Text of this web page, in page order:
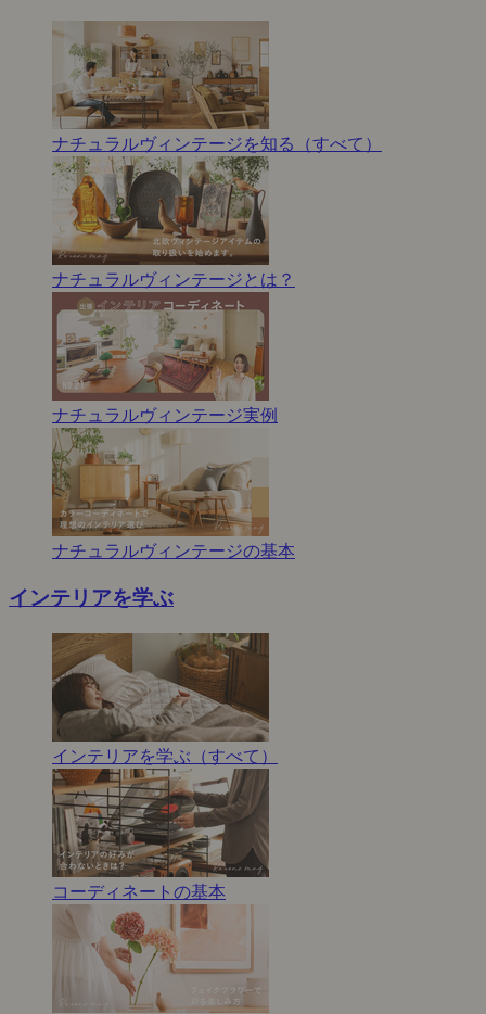
ナチュラルヴィンテージを知る（すべて）
ナチュラルヴィンテージとは？
ナチュラルヴィンテージ実例
ナチュラルヴィンテージの基本
インテリアを学ぶ
インテリアを学ぶ（すべて）
コーディネートの基本